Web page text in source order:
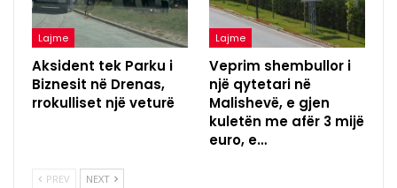
Lajme
Aksident tek Parku i
Biznesit në Drenas,
rrokulliset një veturë
Lajme
Veprim shembullor i
një qytetari në
Malishevë, e gjen
kuletën me afër 3 mijë
euro, e…
PREV NEXT